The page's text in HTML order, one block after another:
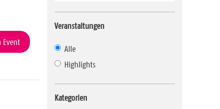
Event
Veranstaltungen
Alle
Highlights
Kategorien